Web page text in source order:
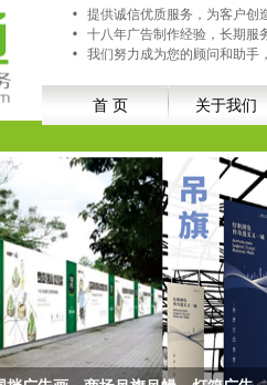
提供诚信优质服务，为客户创
十八年广告制作经验，长期服
我们努力成为您的顾问和助手
首 页 关于我们